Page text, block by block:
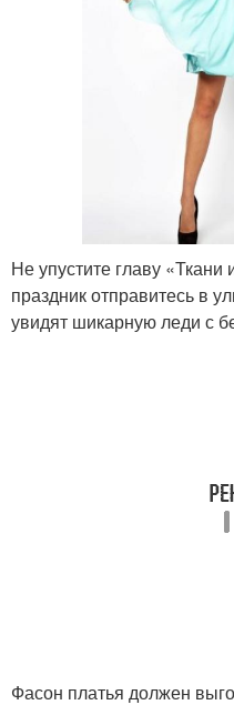
Не упустите главу
праздник отправитесь в
увидят шикарную леди с
Фасон платья должен